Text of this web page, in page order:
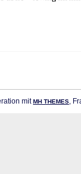
mitMH THEMES ,